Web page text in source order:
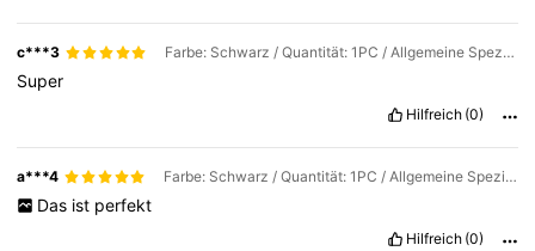
c***3 Farbe: Schwarz / Quantität: 1PC / Allgemeine Spezifikation: Einheitsgröße
Super
Hilfreich (0)
a***4 Farbe: Schwarz / Quantität: 1PC / Allgemeine Spezifikation: Einheitsgröße
Das ist perfekt
Hilfreich (0)